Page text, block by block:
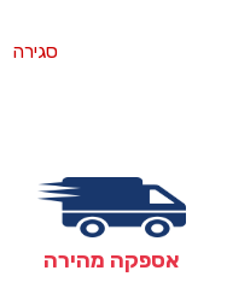
סגירה
אספקה מהירה